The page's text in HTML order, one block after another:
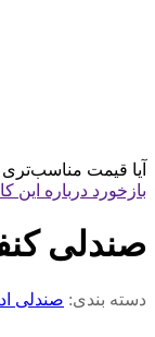
آیا قیمت مناسب‌تری
بازخورد درباره این
صندلی
دسته بندی: صندلی